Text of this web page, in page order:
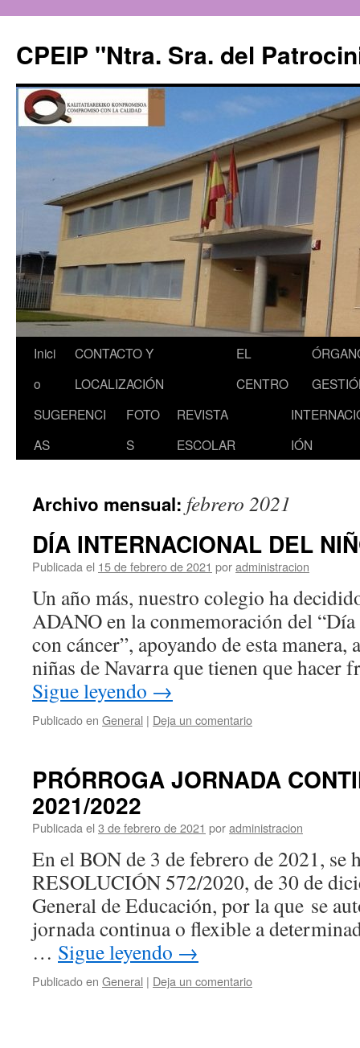
CPEIP "Ntra. Sra. del
Saltar
contenido
Inici
o
CONTACTO Y
LOCALIZACIÓN
EL
CENTRO
SUGERENCI
AS
FOTO
S
REVISTA
ESCOLAR
IÓN
Archivo mensual: febrero 2021
DÍA INTERNACIONAL DEL
Publicada el 15 de febrero de 2021 poradministracion
Un año más, nuestro colegio ha
ADANO en la conmemoración del
con cáncer”, apoyando de esta
niñas de Navarra que tienen que
Sigue leyendo →
Publicado en General | Deja un comentario
PRÓRROGA JORNADA
2021/2022
Publicada el 3 de febrero de 2021 poradministracion
En el BON de 3 de febrero de 2021, se
RESOLUCIÓN 572/2020, de 30 de
General de Educación, por la que se
jornada continua o flexible a
… Sigue leyendo →
Publicado en General | Deja un comentario